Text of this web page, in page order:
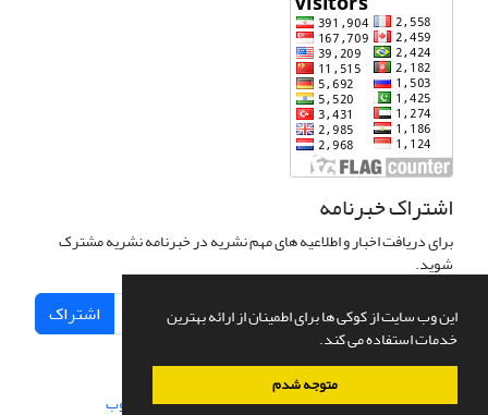
این وب سایت از کوکی ها برای اطمینان از ارائه بهترین
خدمات استفاده می کند.
متوجه شدم
اشتراک خبرنامه
برای دریافت اخبار و اطلاعیه های مهم نشریه در خبرنامه نشریه مشترک
شوید.
اشتراک
سامانه مدیریت نشریات علمی.طراحی و پیاده سازی از سیناوب